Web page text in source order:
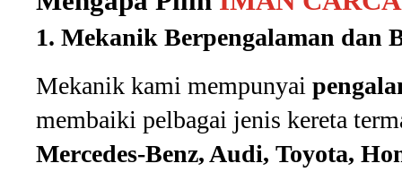
1. Mekanik Berpengalaman dan
Mekanik kami mempunyai
membaiki pelbagai jenis kereta
Mercedes-Benz, Audi, Toyota,